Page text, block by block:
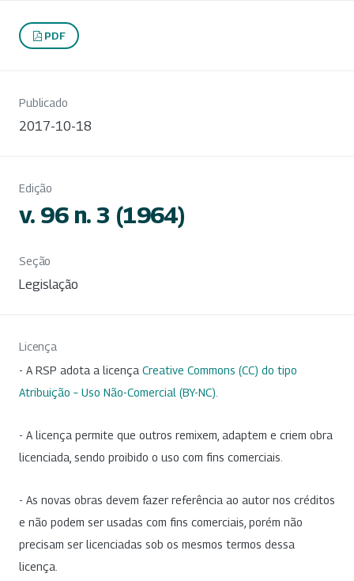
PDF
Publicado
2017-10-18
Edição
v. 96 n. 3 (1964)
Seção
Legislação
Licença
- A RSP adota a licença Creative Commons (CC) do tipo
Atribuição – Uso Não-Comercial (BY-NC).
- A licença permite que outros remixem, adaptem e criem obra
licenciada, sendo proibido o uso com fins comerciais.
- As novas obras devem fazer referência ao autor nos créditos
e não podem ser usadas com fins comerciais, porém não
precisam ser licenciadas sob os mesmos termos dessa
licença.